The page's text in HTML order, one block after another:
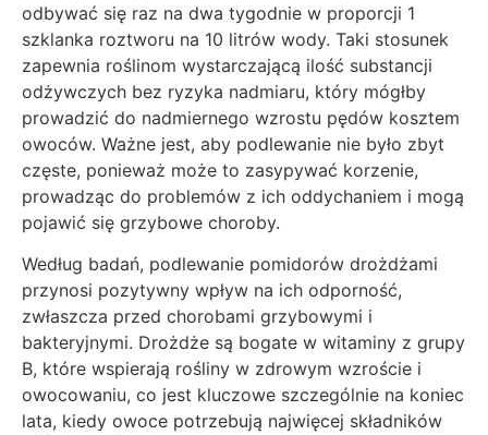
odbywać się raz na dwa tygodnie w proporcji 1
szklanka roztworu na 10 litrów wody. Taki stosunek
zapewnia roślinom wystarczającą ilość substancji
odżywczych bez ryzyka nadmiaru, który mógłby
prowadzić do nadmiernego wzrostu pędów kosztem
owoców. Ważne jest, aby podlewanie nie było zbyt
częste, ponieważ może to zasypywać korzenie,
prowadząc do problemów z ich oddychaniem i mogą
pojawić się grzybowe choroby.
Według badań, podlewanie pomidorów drożdżami
przynosi pozytywny wpływ na ich odporność,
zwłaszcza przed chorobami grzybowymi i
bakteryjnymi. Drożdże są bogate w witaminy z grupy
B, które wspierają rośliny w zdrowym wzroście i
owocowaniu, co jest kluczowe szczególnie na koniec
lata, kiedy owoce potrzebują najwięcej składników